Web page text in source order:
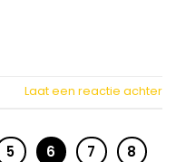
Laat een reactie achter
5 6 7
8